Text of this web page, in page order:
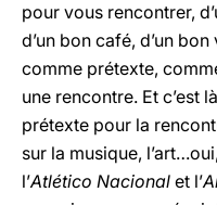
pour vous rencontrer,
d’un bon café, d’un
comme prétexte,
une rencontre. Et c’est
prétexte pour la
sur la musique,
l’Atlético Nacional et l’